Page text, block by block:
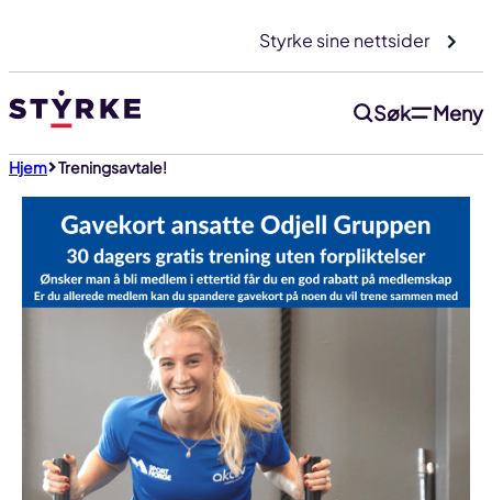
innhold
Styrke sine nettsider
Søk Meny
Hjem Treningsavtale!